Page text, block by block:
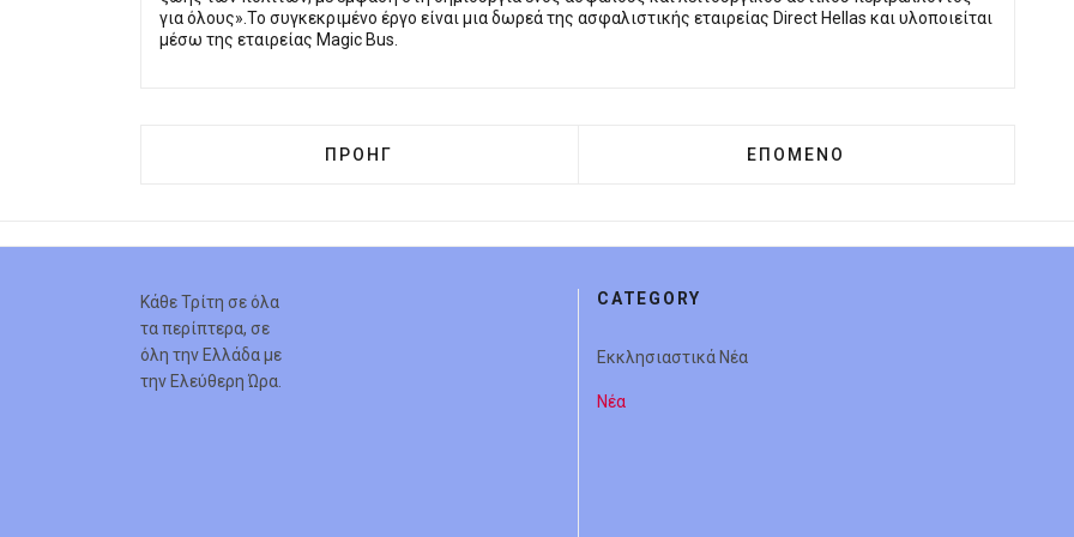
για όλους».Το συγκεκριμένο έργο είναι μια δωρεά της ασφαλιστικής εταιρείας Direct Hellas και υλοποιείται
μέσω της εταιρείας Magic Bus.
ΠΡΟΗΓΟΎΜΕΝΟ ΆΡΘΡΟ: ΣΑΛΑΜΊΝΑ: H ΚΑΘΑΡΙΌΤΗΤΑ ΣΤΟ ΝΗΣΊ ΚΑΙ ΟΙ
ΠΡΟΗΓ ΕΠΌΜΕΝΟ ΆΡΘΡΟ: ΣΥΝΆΝΤΗΣΗ
ΕΠΌΜΕΝΟ
Κάθε Τρίτη σε όλα
τα περίπτερα, σε
όλη την Ελλάδα με
την Ελεύθερη Ώρα.
CATEGORY
Εκκλησιαστικά Νέα
Νέα